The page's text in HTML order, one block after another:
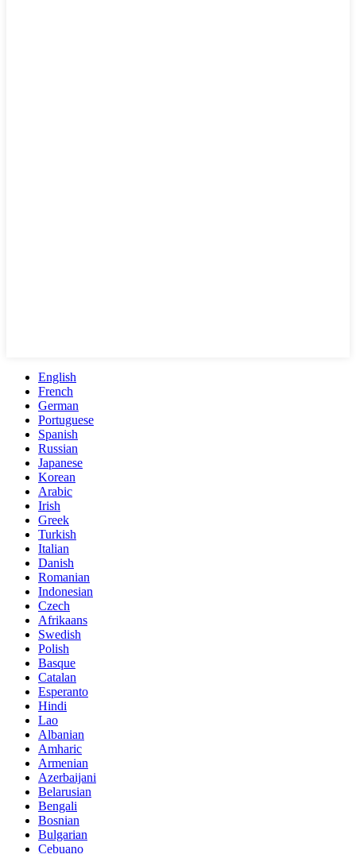
English
French
German
Portuguese
Spanish
Russian
Japanese
Korean
Arabic
Irish
Greek
Turkish
Italian
Danish
Romanian
Indonesian
Czech
Afrikaans
Swedish
Polish
Basque
Catalan
Esperanto
Hindi
Lao
Albanian
Amharic
Armenian
Azerbaijani
Belarusian
Bengali
Bosnian
Bulgarian
Cebuano